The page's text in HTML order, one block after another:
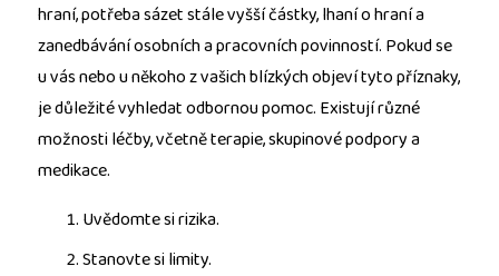
hraní, potřeba sázet stále vyšší částky, lhaní o hraní a
zanedbávání osobních a pracovních povinností. Pokud se
u vás nebo u někoho z vašich blízkých objeví tyto příznaky,
je důležité vyhledat odbornou pomoc. Existují různé
možnosti léčby, včetně terapie, skupinové podpory a
medikace.
Uvědomte si rizika.
Stanovte si limity.